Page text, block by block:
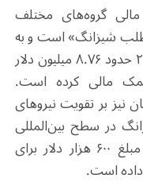
مالی گروه‌های مختلف
شیزانگ» است و به
اذعان خودش بین سال‌های ۲۰۰۴ تا ۲۰۲۰ حدود ۸.۷۶ میلیون دلار
مالی کرده است.
نیز بر تقویت نیروهای
در سطح بین‌المللی
تمرکز دارد. در سال ۲۰۱۹، این بنیاد مبلغ ۶۰۰ هزار دلار برای
است.